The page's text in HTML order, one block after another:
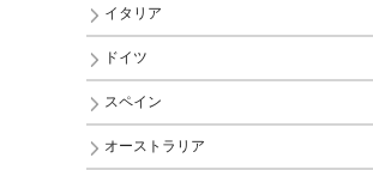
イタリア
ドイツ
スペイン
オーストラリア